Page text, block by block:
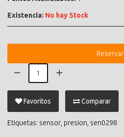
Existencia: No hay Stock
Reservar
Favoritos Comparar
Etiquetas: sensor presion sen0298